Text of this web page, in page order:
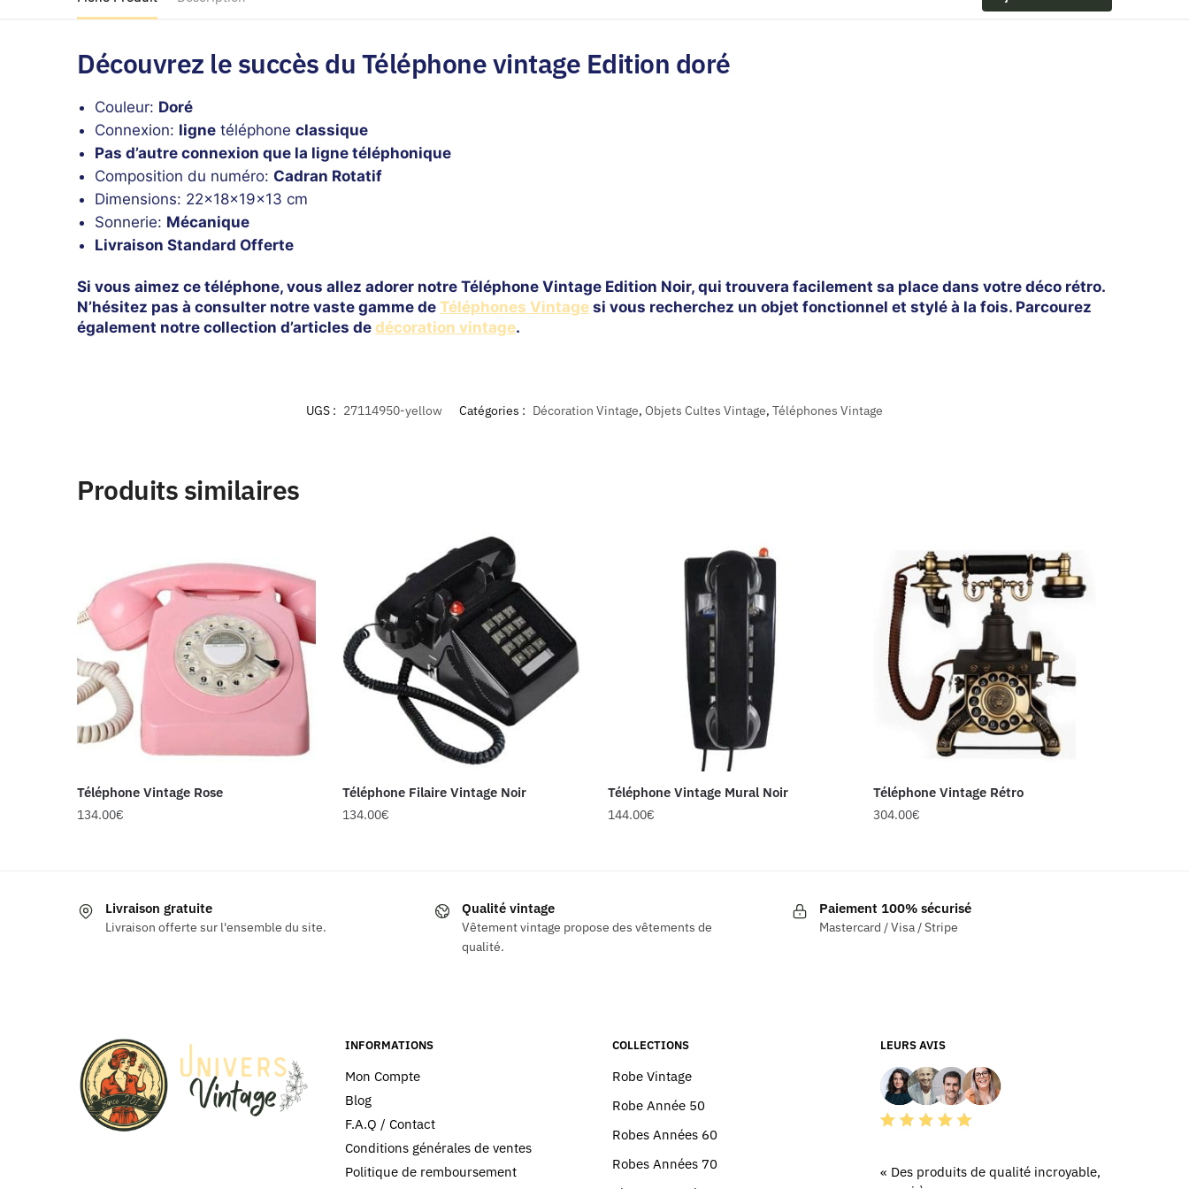
Découvrez le succès du Téléphone vintage Edition doré
Couleur: Doré
Connexion: ligne téléphoneclassique
Pas d’autre connexion que la ligne téléphonique
Composition du numéro: Cadran Rotatif
Dimensions: 22x18x19x13 cm
Sonnerie: Mécanique
Livraison Standard Offerte
Si vous aimez ce téléphone, vous allez adorer notre Téléphone Vintage Edition Noir, qui trouvera facilement sa place dans votre déco rétro.
N’hésitez pas à consulter notre vaste gamme deTéléphones Vintage si vous recherchez un objet fonctionnel et stylé à la fois. Parcourez
également notre collection d’articles dedécoration vintage.
UGS : 27114950-yellow Catégories : Décoration Vintage, Objets Cultes Vintage, Téléphones Vintage
Produits similaires
Téléphone Vintage Rose
134.00€
Téléphone Filaire Vintage Noir
134.00€
Téléphone Vintage Mural Noir
144.00€
Téléphone Vintage Rétro
304.00€
Livraison gratuite
Livraison offerte sur l'ensemble du site.
Qualité vintage
Vêtement vintage propose des vêtements de
qualité.
Paiement 100% sécurisé
Mastercard / Visa / Stripe
INFORMATIONS
Mon Compte
Blog
F.A.Q / Contact
Conditions générales de ventes
Politique de remboursement
COLLECTIONS
Robe Vintage
Robe Année 50
Robes Années 60
Robes Années 70
LEURS AVIS
« Des produits de qualité incroyable,